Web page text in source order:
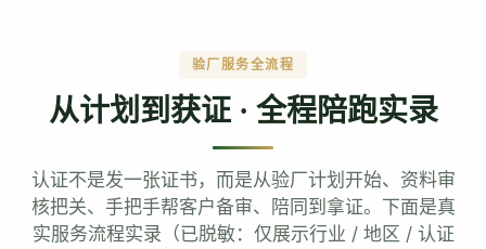
验厂服务全流程
从计划到获证 · 全程陪跑实录
认证不是发一张证书，而是从验厂计划开始、资料审
核把关、手把手帮客户备审、陪同到拿证。下面是真
实服务流程实录（已脱敏：仅展示行业 / 地区 / 认证